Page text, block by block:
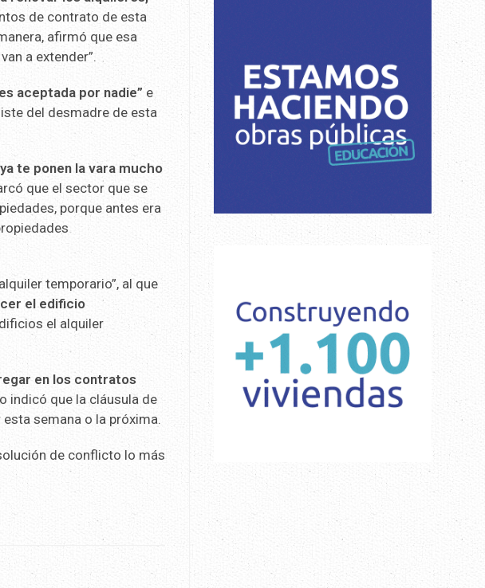
de contrato de esta
afirmó que esa
a extender”.
aceptada por nadie” e
del desmadre de esta
te ponen la vara mucho
que el sector que se
porque antes era
temporario”, al que
el edificio
el alquiler
en los contratos
indicó que la cláusula de
semana o la próxima.
de conflicto lo más